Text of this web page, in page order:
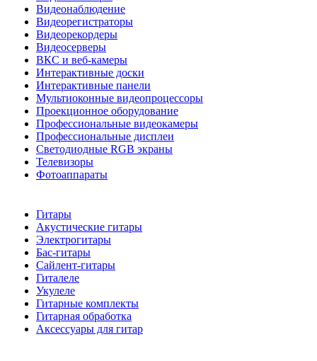
Видеонаблюдение
Видеорегистраторы
Видеорекордеры
Видеосерверы
ВКС и веб-камеры
Интерактивные доски
Интерактивные панели
Мультиоконные видеопроцессоры
Проекционное оборудование
Профессиональные видеокамеры
Профессиональные дисплеи
Светодиодные RGB экраны
Телевизоры
Фотоаппараты
Гитары
Акустические гитары
Электрогитары
Бас-гитары
Сайлент-гитары
Гиталеле
Укулеле
Гитарные комплекты
Гитарная обработка
Аксессуары для гитар